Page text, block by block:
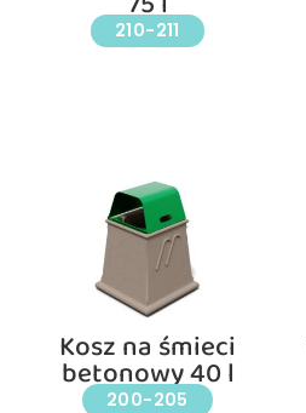
210-211
Kosz na śmieci
betonowy 40 l
200-205